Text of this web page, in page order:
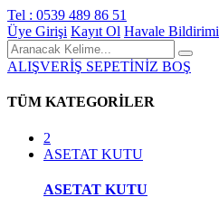
Tel : 0539 489 86 51
Üye Girişi Kayıt Ol Havale Bildirimi
ALIŞVERİŞ SEPETİNİZ BOŞ
TÜM KATEGORİLER
2
ASETAT KUTU
ASETAT KUTU